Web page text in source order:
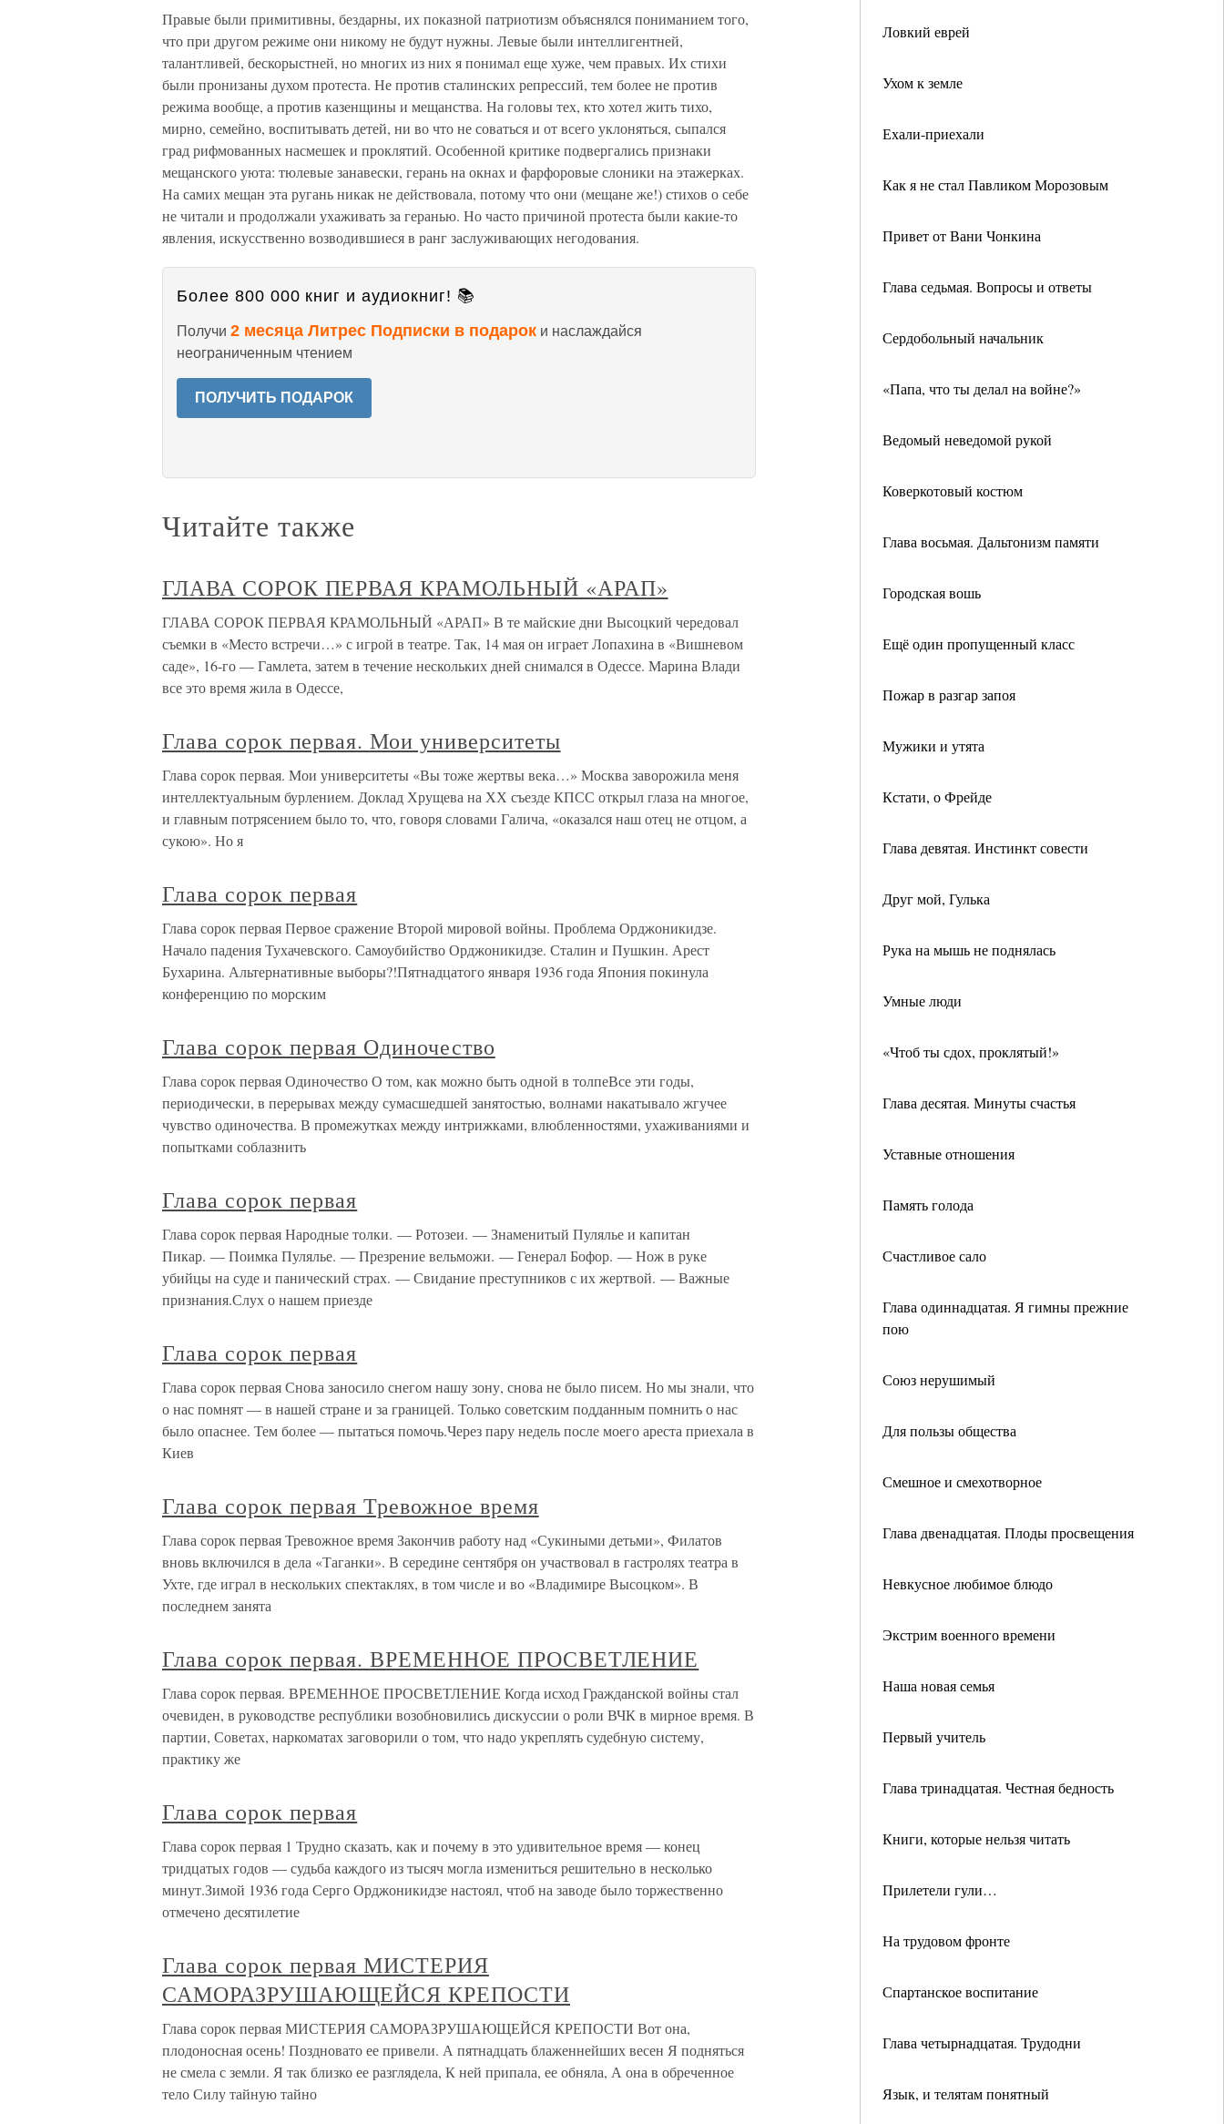
Ловкий еврей
Ухом к земле
Ехали-приехали
Как я не стал Павликом Морозовым
Привет от Вани Чонкина
Глава седьмая. Вопросы и ответы
Сердобольный начальник
«Папа, что ты делал на войне?»
Ведомый неведомой рукой
Коверкотовый костюм
Глава восьмая. Дальтонизм памяти
Городская вошь
Ещё один пропущенный класс
Пожар в разгар запоя
Мужики и утята
Кстати, о Фрейде
Глава девятая. Инстинкт совести
Друг мой, Гулька
Рука на мышь не поднялась
Умные люди
«Чтоб ты сдох, проклятый!»
Глава десятая. Минуты счастья
Уставные отношения
Память голода
Счастливое сало
Глава одиннадцатая. Я гимны прежние
пою
Союз нерушимый
Для пользы общества
Смешное и смехотворное
Глава двенадцатая. Плоды просвещения
Невкусное любимое блюдо
Экстрим военного времени
Наша новая семья
Первый учитель
Глава тринадцатая. Честная бедность
Книги, которые нельзя читать
Прилетели гули…
На трудовом фронте
Спартанское воспитание
Глава четырнадцатая. Трудодни
Язык, и телятам понятный
Правые были примитивны, бездарны, их показной патриотизм объяснялся пониманием того,
что при другом режиме они никому не будут нужны. Левые были интеллигентней,
талантливей, бескорыстней, но многих из них я понимал еще хуже, чем правых. Их стихи
были пронизаны духом протеста. Не против сталинских репрессий, тем более не против
режима вообще, а против казенщины и мещанства. На головы тех, кто хотел жить тихо,
мирно, семейно, воспитывать детей, ни во что не соваться и от всего уклоняться, сыпался
град рифмованных насмешек и проклятий. Особенной критике подвергались признаки
мещанского уюта: тюлевые занавески, герань на окнах и фарфоровые слоники на этажерках.
На самих мещан эта ругань никак не действовала, потому что они (мещане же!) стихов о себе
не читали и продолжали ухаживать за геранью. Но часто причиной протеста были какие-то
явления, искусственно возводившиеся в ранг заслуживающих негодования.
Более 800 000 книг и аудиокниг! 📚
Получи 2 месяца Литрес Подписки в подарок и наслаждайся
неограниченным чтением
ПОЛУЧИТЬ ПОДАРОК
Читайте также
ГЛАВА СОРОК ПЕРВАЯ КРАМОЛЬНЫЙ «АРАП»
ГЛАВА СОРОК ПЕРВАЯ КРАМОЛЬНЫЙ «АРАП» В те майские дни Высоцкий чередовал
съемки в «Место встречи…» с игрой в театре. Так, 14 мая он играет Лопахина в «Вишневом
саде», 16-го — Гамлета, затем в течение нескольких дней снимался в Одессе. Марина Влади
все это время жила в Одессе,
Глава сорок первая. Мои университеты
Глава сорок первая. Мои университеты «Вы тоже жертвы века…» Москва заворожила меня
интеллектуальным бурлением. Доклад Хрущева на ХХ съезде КПСС открыл глаза на многое,
и главным потрясением было то, что, говоря словами Галича, «оказался наш отец не отцом, а
сукою». Но я
Глава сорок первая
Глава сорок первая Первое сражение Второй мировой войны. Проблема Орджоникидзе.
Начало падения Тухачевского. Самоубийство Орджоникидзе. Сталин и Пушкин. Арест
Бухарина. Альтернативные выборы?!Пятнадцатого января 1936 года Япония покинула
конференцию по морским
Глава сорок первая Одиночество
Глава сорок первая Одиночество О том, как можно быть одной в толпеВсе эти годы,
периодически, в перерывах между сумасшедшей занятостью, волнами накатывало жгучее
чувство одиночества. В промежутках между интрижками, влюбленностями, ухаживаниями и
попытками соблазнить
Глава сорок первая
Глава сорок первая Народные толки. — Ротозеи. — Знаменитый Пулялье и капитан
Пикар. — Поимка Пулялье. — Презрение вельможи. — Генерал Бофор. — Нож в руке
убийцы на суде и панический страх. — Свидание преступников с их жертвой. — Важные
признания.Слух о нашем приезде
Глава сорок первая
Глава сорок первая Снова заносило снегом нашу зону, снова не было писем. Но мы знали, что
о нас помнят — в нашей стране и за границей. Только советским подданным помнить о нас
было опаснее. Тем более — пытаться помочь.Через пару недель после моего ареста приехала в
Киев
Глава сорок первая Тревожное время
Глава сорок первая Тревожное время Закончив работу над «Сукиными детьми», Филатов
вновь включился в дела «Таганки». В середине сентября он участвовал в гастролях театра в
Ухте, где играл в нескольких спектаклях, в том числе и во «Владимире Высоцком». В
последнем занята
Глава сорок первая. ВРЕМЕННОЕ ПРОСВЕТЛЕНИЕ
Глава сорок первая. ВРЕМЕННОЕ ПРОСВЕТЛЕНИЕ Когда исход Гражданской войны стал
очевиден, в руководстве республики возобновились дискуссии о роли ВЧК в мирное время. В
партии, Советах, наркоматах заговорили о том, что надо укреплять судебную систему,
практику же
Глава сорок первая
Глава сорок первая 1 Трудно сказать, как и почему в это удивительное время — конец
тридцатых годов — судьба каждого из тысяч могла измениться решительно в несколько
минут.Зимой 1936 года Серго Орджоникидзе настоял, чтоб на заводе было торжественно
отмечено десятилетие
Глава сорок первая МИСТЕРИЯ
САМОРАЗРУШАЮЩЕЙСЯ КРЕПОСТИ
Глава сорок первая МИСТЕРИЯ САМОРАЗРУШАЮЩЕЙСЯ КРЕПОСТИ Вот она,
плодоносная осень! Поздновато ее привели. А пятнадцать блаженнейших весен Я подняться
не смела с земли. Я так близко ее разглядела, К ней припала, ее обняла, А она в обреченное
тело Силу тайную тайно